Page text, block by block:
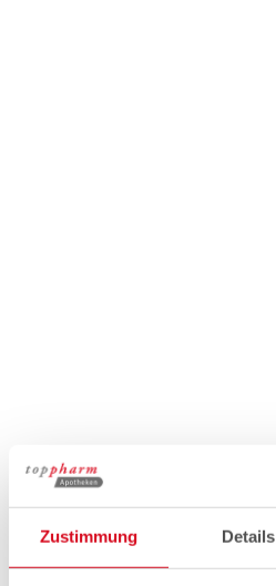
Zustimmung Details